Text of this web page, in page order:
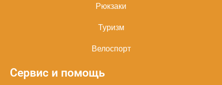
Рюкзаки
Туризм
Велоспорт
Сервис и помощь